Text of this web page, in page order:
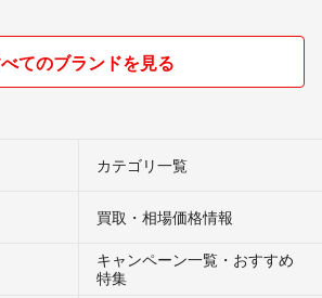
てのブランドを見る
カテゴリ一覧
買取・相場価格情報
キャンペーン一覧・おすすめ
特集